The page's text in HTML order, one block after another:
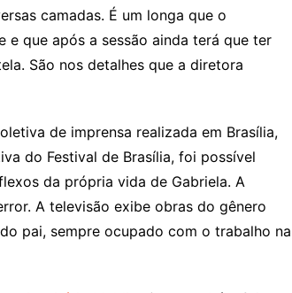
camadas. É um longa que o
que após a sessão ainda terá que ter
São nos detalhes que a diretora
de imprensa realizada em Brasília,
do Festival de Brasília, foi possível
da própria vida de Gabriela. A
A televisão exibe obras do gênero
pai, sempre ocupado com o trabalho na